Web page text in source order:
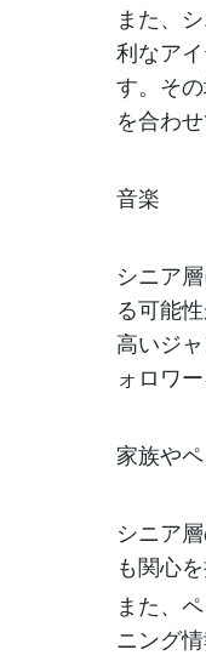
また、
利なア
す。そ
を合わ
音楽
シニア
る可能
高いジ
ォロワ
家族や
シニア
も関心
また、
ニング